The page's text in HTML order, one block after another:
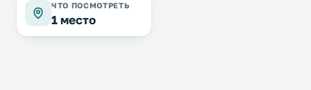
ЧТО ПОСМОТРЕТЬ
1 место